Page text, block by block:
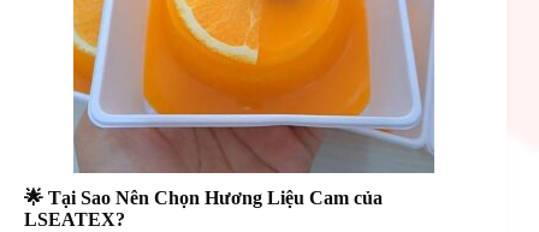
🌟 Tại Sao Nên Chọn Hương Liệu Cam của
LSEATEX?